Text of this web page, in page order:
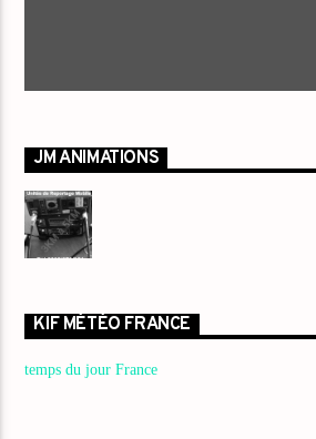
JM ANIMATIONS
KIF MÉTÉO FRANCE
temps du jour France